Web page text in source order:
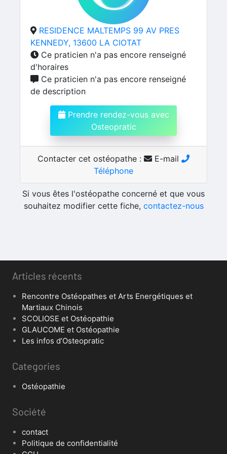
RESIDENCE MALTEMPS 99 AV PRES
KENNEDY, 13600 LA CIOTAT
Ce praticien n'a pas encore renseigné
d'horaires
Ce praticien n'a pas encore renseigné
de description
Prendre rendez-vous avec
Osteopratic
Contacter cet ostéopathe :
E-mail
Téléphone
Si vous êtes l'ostéopathe concerné et que vous
souhaitez modifier cette fiche, contactez-nous
Articles récents
Rencontre Ostéopathes et Arts Energétiques et
Martiaux Chinois
SCOLIOSE et Ostéopathie
GLAUCOME et Ostéopathie
Les infos d’Osteopratic
Categories
Ostéopathie
Société
contact
Politique de confidentialité